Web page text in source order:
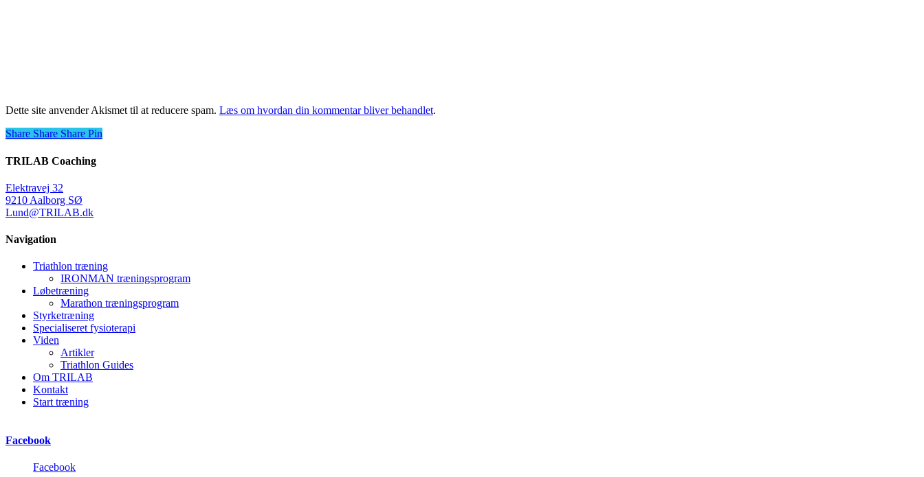
Dette site anvender Akismet til at reducere spam. Læs om hvordan din kommentar bliver behandlet.
Share
Share Share Share Pin
TRILAB Coaching
Elektravej 32
9210 Aalborg SØ
Lund@TRILAB.dk
Navigation
Triathlon træning
IRONMAN træningsprogram
Løbetræning
Marathon træningsprogram
Styrketræning
Specialiseret fysioterapi
Viden
Artikler
Triathlon Guides
Om TRILAB
Kontakt
Start træning
Facebook
Facebook